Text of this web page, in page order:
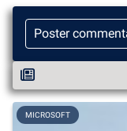
Poster
MICROSOFT